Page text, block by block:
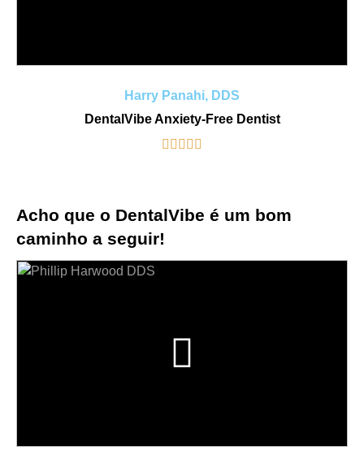
Harry Panahi, DDS
DentalVibe Anxiety-Free Dentist
    
Acho que o DentalVibe é um bom
caminho a seguir!